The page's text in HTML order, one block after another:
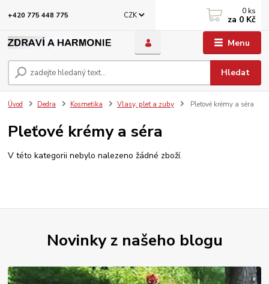
Menu
CZK
Hledat
+420 775 448 775 0 ks
za 0 Kč
Úvod Dedra Kosmetika Vlasy, pleť a zuby Pleťové krémy a séra
Pleťové krémy a séra
V této kategorii nebylo nalezeno žádné zboží.
Novinky z našeho blogu